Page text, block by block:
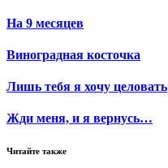
На 9 месяцев
Виноградная косточка
Лишь тебя я хочу целовать
Жди меня, и я вернусь…
Читайте также